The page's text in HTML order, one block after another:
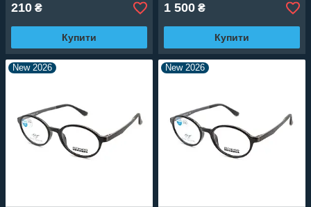
210 ₴
Купити
1 500 ₴
Купити
New 2026 New 2026